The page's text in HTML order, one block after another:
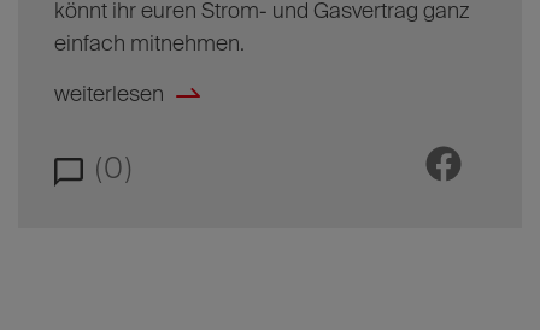
könnt ihr euren Strom- und Gasvertrag ganz
einfach mitnehmen.
weiterlesen
(0)